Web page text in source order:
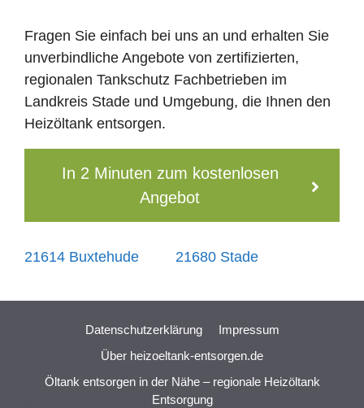
Fragen Sie einfach bei uns an und erhalten Sie
unverbindliche Angebote von zertifizierten,
regionalen Tankschutz Fachbetrieben im
Landkreis Stade und Umgebung, die Ihnen den
Heizöltank entsorgen.
In 2 Minuten zum kostenlosen
Angebot
21614 Buxtehude 21680 Stade
Datenschutzerklärung
Impressum
Über heizoeltank-entsorgen.de
Öltank entsorgen in der Nähe – regionale Heizöltank
Entsorgung